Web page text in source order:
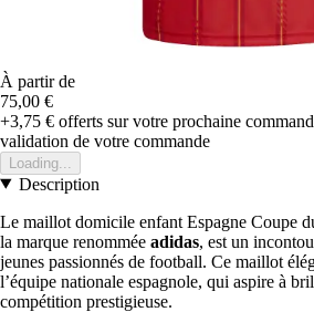
À partir de
75,00 €
+3,75 € offerts sur votre prochaine
validation de votre commande
Loading...
Description
Le maillot domicile enfant Espagne Coupe
la marque renommée adidas, est un
jeunes passionnés de football. Ce maillot
l’équipe nationale espagnole, qui aspire à
compétition prestigieuse.